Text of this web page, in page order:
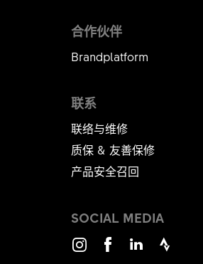
联系
联络与维修
质保 & 友善保修
产品安全召回
合作伙伴
Brandplatform
SOCIAL MEDIA